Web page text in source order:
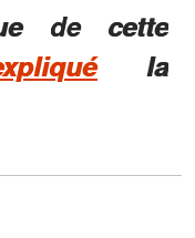
de cette
la